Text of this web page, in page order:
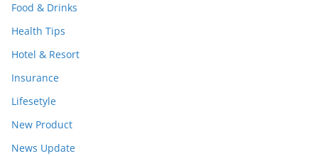
Food & Drinks
Health Tips
Hotel & Resort
Insurance
Lifesetyle
New Product
News Update